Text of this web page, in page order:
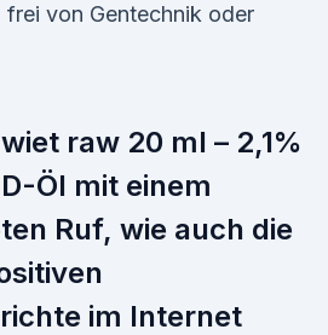
von Gentechnik oder
raw 20 ml – 2,1%
Öl mit einem
Ruf, wie auch die
im Internet